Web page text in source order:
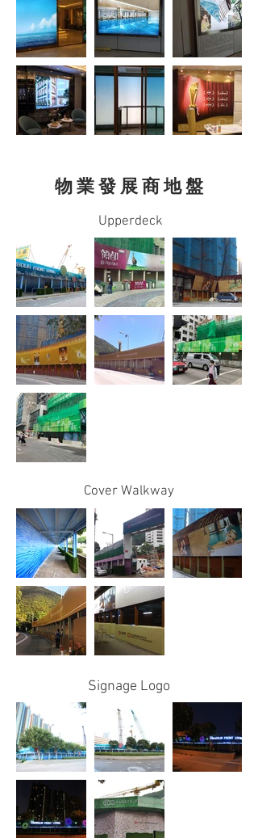
​物 業 發 展 商 地 盤
Upperdeck
Cover Walkway
Signage Logo